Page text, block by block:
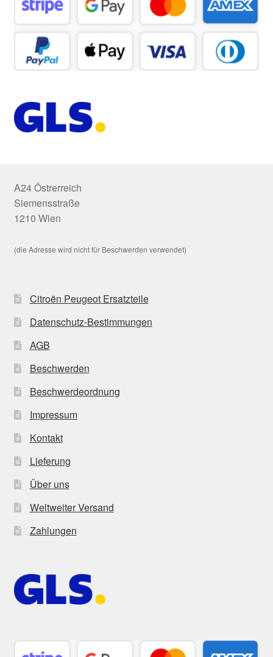
A24 Östrerreich
Siemensstraße
1210 Wien
(die Adresse wird nicht für Beschwerden verwendet)
Citroën Peugeot Ersatzteile
Datenschutz-Bestimmungen
AGB
Beschwerden
Beschwerdeordnung
Impressum
Kontakt
Lieferung
Über uns
Weltweiter Versand
Zahlungen